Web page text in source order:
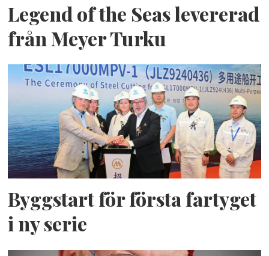
Legend of the Seas levererad
från Meyer Turku
Byggstart för första fartyget
i ny serie